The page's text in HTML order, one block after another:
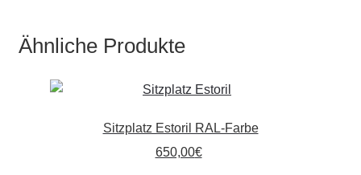
auf
Ähnliche Produkte
Sitzplatz Estoril RAL-Farbe
650,00€